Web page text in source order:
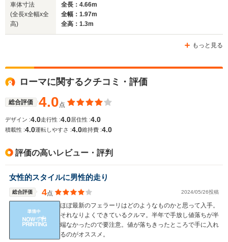
WLTCモード
燃費
車体寸法
(全長x全幅x全
高)
全長：4.66m
全幅：1.97m
全高：1.3m
もっと見る
ローマに関するクチコミ・評価
総合評価 4.0 点
デザイン :4.0走行性 :4.0居住性 :4.0
積載性 :4.0運転しやすさ :4.0維持費 :4.0
評価の高いレビュー・評判
女性的スタイルに男性的走り
総合評価 4点 2024/05/26投稿
ほぼ最新のフェラーリはどのようなものかと思って入手。
それなりよくできているクルマ。半年で手放し値落ちが半
端なかったので要注意。値が落ちきったところで手に入れ
るのがオススメ。